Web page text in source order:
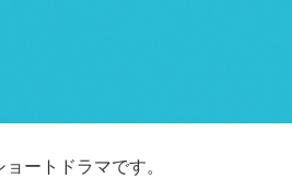
ートドラマです。